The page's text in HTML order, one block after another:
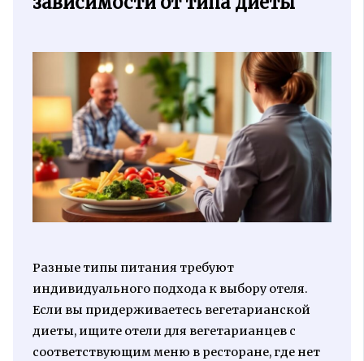
Разные типы питания требуют
индивидуального подхода к выбору отеля.
Если вы придерживаетесь вегетарианской
диеты, ищите отели для вегетарианцев с
соответствующим меню в ресторане, где нет